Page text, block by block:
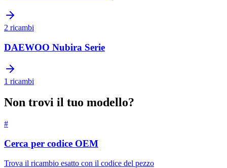
2 ricambi
DAEWOO Nubira Serie
1 ricambi
Non trovi il tuo modello?
#
Cerca per codice OEM
Trova il ricambio esatto con il codice del pezzo